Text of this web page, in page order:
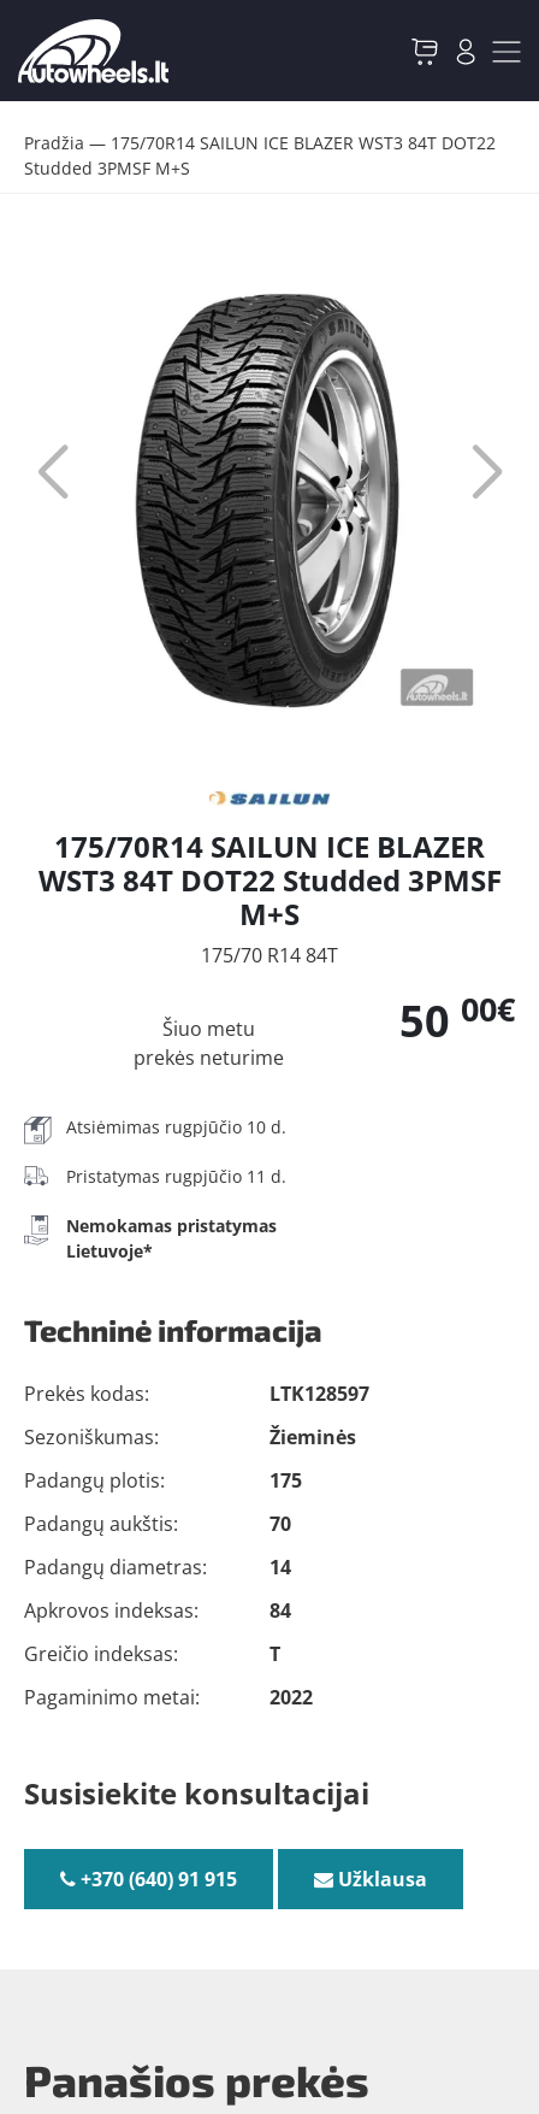
Pradžia — 175/70R14 SAILUN ICE BLAZER WST3 84T DOT22
Studded 3PMSF M+S
175/70R14 SAILUN ICE BLAZER
WST3 84T DOT22 Studded 3PMSF
M+S
175/70 R14 84T
50 00€
Šiuo metu
prekės neturime
Atsiėmimas rugpjūčio 10 d.
Pristatymas rugpjūčio 11 d.
Nemokamas pristatymas
Lietuvoje*
Techninė informacija
Prekės kodas:
LTK128597
Sezoniškumas:
Žieminės
Padangų plotis:
175
Padangų aukštis:
70
Padangų diametras:
14
Apkrovos indeksas:
84
Greičio indeksas:
T
Pagaminimo metai:
2022
Susisiekite konsultacijai
+370 (640) 91 915 Užklausa
Panašios prekės